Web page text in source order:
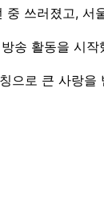
쓰러졌고,
송 활동을 시작
로 큰 사랑